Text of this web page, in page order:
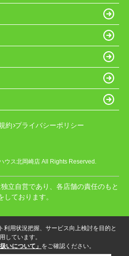
約 プライバシーポリシー
ウス北岡崎店 All Rights Reserved.
立自営であり、各店舗の責任のもと
しております。
利用状況把握、サービス向上検討を目的と
しています。
いについて」 をご確認ください。